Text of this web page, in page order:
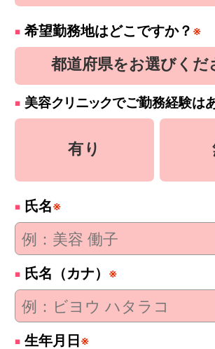
希望勤務地はどこですか？ ※
美容クリニックでご勤務経験は
有り
氏名※
氏名（カナ） ※
生年月日 ※